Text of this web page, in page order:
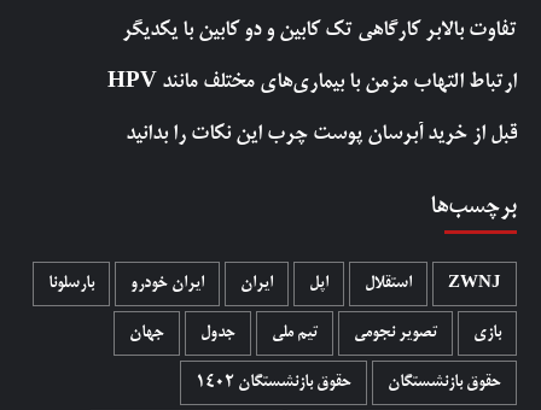
تفاوت بالابر کارگاهی تک کابین و دو کابین با یکدیگر
ارتباط التهاب مزمن با بیماری‌های مختلف مانند HPV
قبل از خرید آبرسان پوست چرب این نکات را بدانید
برچسب‌ها
ZWNJ استقلال اپل ایران ایران خودرو بارسلونا
بازی تصویر نجومی تیم ملی جدول جهان
حقوق بازنشستگان حقوق بازنشستگان 1402